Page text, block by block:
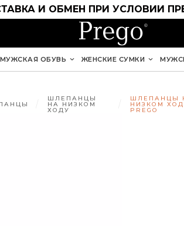
И ОБМЕН ПРИ УСЛОВИИ
МУЖСКАЯ ОБУВЬ ЖЕНСКИЕ СУМКИ
ШЛЕПАНЦЫ
НА НИЗКОМ
ХОДУ
ШЛЕПАНЦЫ
НИЗКОМ
PREGO